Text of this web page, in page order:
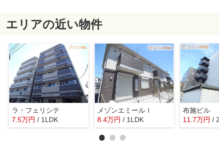
エリアの近い物件
ラ・フェリシテ
7.5万円 / 1LDK
メゾンエミールⅠ
8.4万円 / 1LDK
布施ビル
11.7万円 /